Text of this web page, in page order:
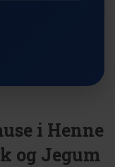
i Henne
og Jegum